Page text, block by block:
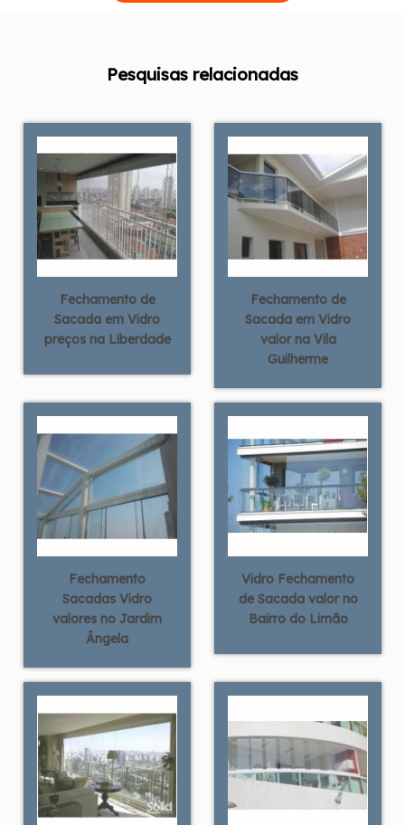
Pesquisas relacionadas
Fechamento de
Sacada em Vidro
preços na Liberdade
Fechamento de
Sacada em Vidro
valor na Vila
Guilherme
Fechamento
Sacadas Vidro
valores no Jardim
Ângela
Vidro Fechamento
de Sacada valor no
Bairro do Limão